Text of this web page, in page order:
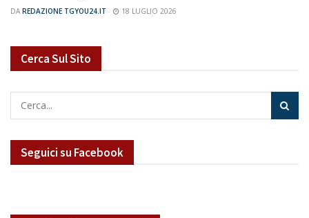
DA REDAZIONE TGYOU24.IT 18 LUGLIO 2026
Cerca Sul Sito
Seguici su Facebook